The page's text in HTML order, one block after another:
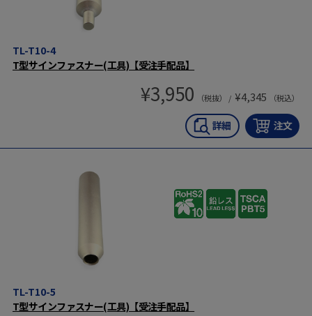
TL-T10-4
T型サインファスナー(工具)【受注手配品】
¥3,950 （税抜） / ¥4,345 （税込）
TL-T10-5
T型サインファスナー(工具)【受注手配品】